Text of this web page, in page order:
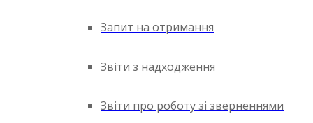
Запит на отримання
Звіти з надходження
Звіти про роботу зі зверненнями